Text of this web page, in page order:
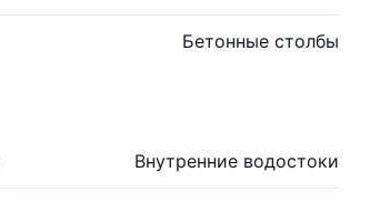
Бетонные столбы
Внутренние водостоки